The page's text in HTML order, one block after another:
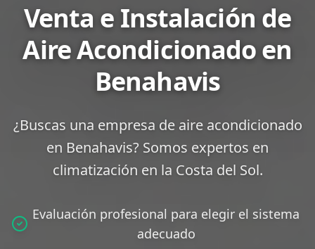
Venta e Instalación de
Aire Acondicionado en
Benahavis
¿Buscas una empresa de aire acondicionado
en Benahavis? Somos expertos en
climatización en la Costa del Sol.
Evaluación profesional para elegir el sistema
adecuado